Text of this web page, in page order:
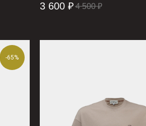
3 600 ₽ 4 500 ₽
-65%